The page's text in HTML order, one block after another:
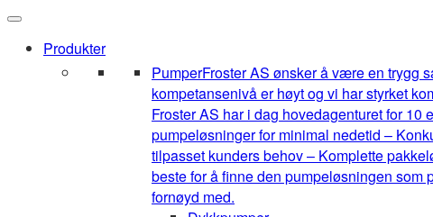
Produkter
PumperFroster AS ønsker å være en trygg
kompetansenivå er høyt og vi har styrket
Froster AS har i dag hovedagenturet for
pumpeløsninger for minimal nedetid –
tilpasset kunders behov – Komplette
beste for å finne den pumpeløsningen
fornøyd med.